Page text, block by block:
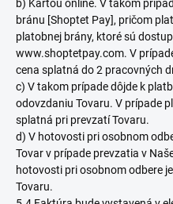
b) Kartou online. V takom
bránu [Shoptet Pay], pričom
platobnej brány, ktoré sú
www.shoptetpay.com. V
cena splatná do 2 pracovných
c) V takom prípade dôjde k
odovzdaniu Tovaru. V prípade
splatná pri prevzatí Tovaru.
d) V hotovosti pri osobnom
Tovar v prípade prevzatia v
hotovosti pri osobnom odbere
Tovaru.